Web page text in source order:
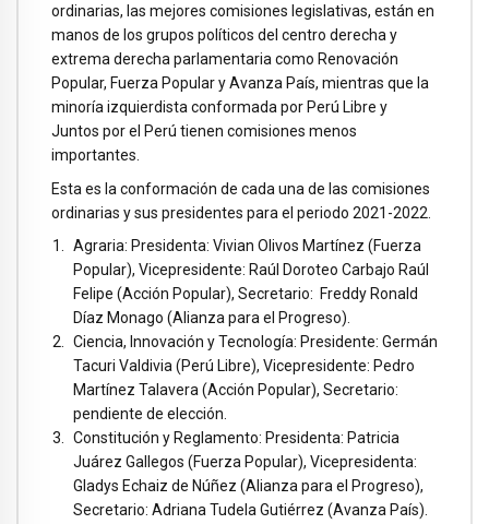
ordinarias, las mejores comisiones legislativas, están en
manos de los grupos políticos del centro derecha y
extrema derecha parlamentaria como Renovación
Popular, Fuerza Popular y Avanza País, mientras que la
minoría izquierdista conformada por Perú Libre y
Juntos por el Perú tienen comisiones menos
importantes.
Esta es la conformación de cada una de las comisiones
ordinarias y sus presidentes para el periodo 2021-2022.
Agraria: Presidenta: Vivian Olivos Martínez (Fuerza
Popular), Vicepresidente: Raúl Doroteo Carbajo Raúl
Felipe (Acción Popular), Secretario: Freddy Ronald
Díaz Monago (Alianza para el Progreso).
Ciencia, Innovación y Tecnología: Presidente: Germán
Tacuri Valdivia (Perú Libre), Vicepresidente: Pedro
Martínez Talavera (Acción Popular), Secretario:
pendiente de elección.
Constitución y Reglamento: Presidenta: Patricia
Juárez Gallegos (Fuerza Popular), Vicepresidenta:
Gladys Echaiz de Núñez (Alianza para el Progreso),
Secretario: Adriana Tudela Gutiérrez (Avanza País).